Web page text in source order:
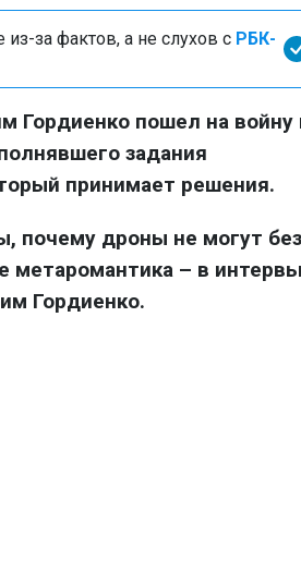
за фактов, а не слухов с РБК-
Гордиенко пошел на войну
задания
принимает решения.
почему дроны не могут без
метаромантика – в
Гордиенко.